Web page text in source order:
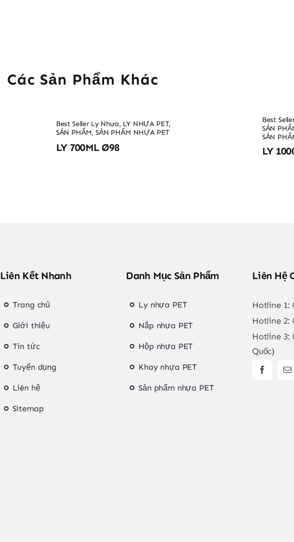
Các Sản Phẩm Khác
Best Seller Ly Nhựa, LY NHỰA PET,
SẢN PHẨM,SẢN PHẨM NHỰA PET
LY 700ML Ø98
Best
SẢN
SẢN
LY
Liên Kết Nhanh
Trang chủ
Giới thiệu
Tin tức
Tuyển dụng
Liên hệ
Sitemap
Danh Mục Sản Phẩm
Ly nhựa PET
Nắp nhựa PET
Hộp nhựa PET
Khay nhựa PET
Sản phẩm nhựa PET
Liên Hệ
Hotline 1:
Hotline 2:
Hotline 3:
Quốc)